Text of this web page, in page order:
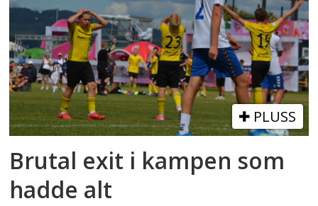
PLUSS
Brutal exit i kampen som
hadde alt